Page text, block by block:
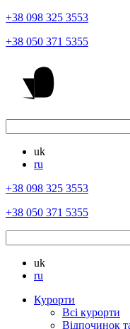
+38 098 325 3553
+38 050 371 5355
uk
ru
+38 098 325 3553
+38 050 371 5355
uk
ru
Курорти
Всі курорти
Відпочинок